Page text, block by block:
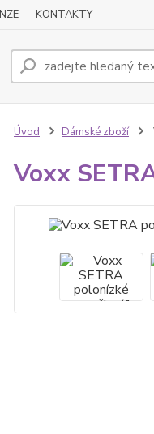
KONTAKTY
Úvod Dámské zboží
Voxx